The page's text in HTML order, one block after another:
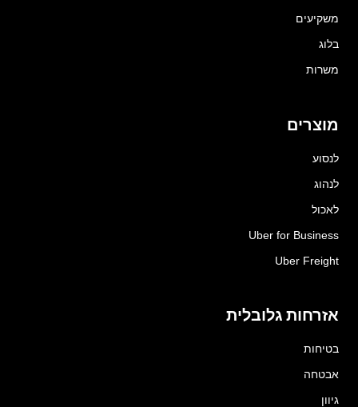
משקיעים
בלוג
משרות
מוצרים
לנסוע
לנהוג
לאכול
Uber for Business
Uber Freight
אזרחות גלובלית
בטיחות
אבטחה
גיוון